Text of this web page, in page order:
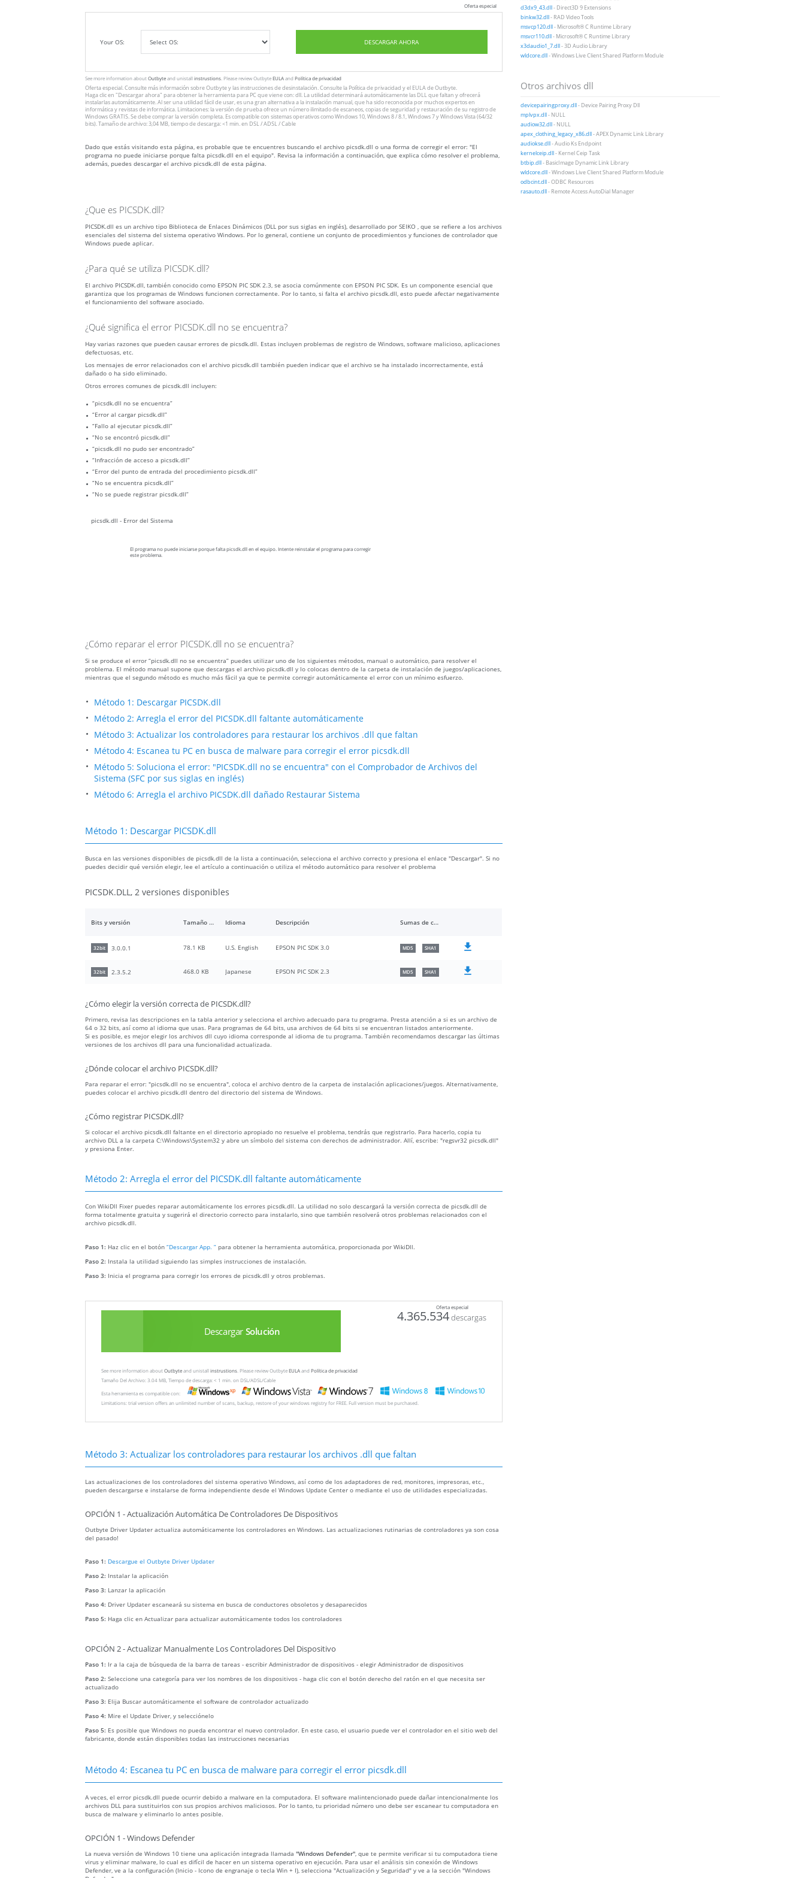
Oferta especial
Your OS: DESCARGAR AHORA
See more information about Outbyteand unistallinstrustions . Please review OutbyteEULAandPolítica de privacidad
Oferta especial. Consulte más información sobreOutbytey las instruccionesde desinstalación. Consultela Política de privacidad y el EULAde Outbyte.
Haga clic en "Descargar ahora" para obtener la herramienta para PC que viene con: dll. La utilidad determinará automáticamente las DLL que faltan y ofrecerá
instalarlas automáticamente. Al ser una utilidad fácil de usar, es una gran alternativa a la instalación manual, que ha sido reconocida por muchos expertos en
informática y revistas de informática. Limitaciones: la versión de prueba ofrece un número ilimitado de escaneos, copias de seguridad y restauración de su registro de
Windows GRATIS. Se debe comprar la versión completa. Es compatible con sistemas operativos como Windows 10, Windows 8 / 8.1, Windows 7 y Windows Vista (64/32
bits). Tamaño de archivo: 3,04 MB, tiempo de descarga: <1 min. en DSL / ADSL / Cable
Dado que estás visitando esta página, es probable que te encuentres buscando el archivo picsdk.dll o una forma de corregir el error: "El
programa no puede iniciarse porque falta picsdk.dll en el equipo". Revisa la información a continuación, que explica cómo resolver el problema,
además, puedes descargar el archivo picsdk.dll de esta página.
¿Que es PICSDK.dll?
PICSDK.dll es un archivo tipo Biblioteca de Enlaces Dinámicos (DLL por sus siglas en inglés), desarrollado por SEIKO , que se refiere a los archivos
esenciales del sistema del sistema operativo Windows. Por lo general, contiene un conjunto de procedimientos y funciones de controlador que
Windows puede aplicar.
¿Para qué se utiliza PICSDK.dll?
El archivo PICSDK.dll, también conocido como EPSON PIC SDK 2.3, se asocia comúnmente con EPSON PIC SDK. Es un componente esencial que
garantiza que los programas de Windows funcionen correctamente. Por lo tanto, si falta el archivo picsdk.dll, esto puede afectar negativamente
el funcionamiento del software asociado.
¿Qué significa el error PICSDK.dll no se encuentra?
Hay varias razones que pueden causar errores de picsdk.dll. Estas incluyen problemas de registro de Windows, software malicioso, aplicaciones
defectuosas, etc.
Los mensajes de error relacionados con el archivo picsdk.dll también pueden indicar que el archivo se ha instalado incorrectamente, está
dañado o ha sido eliminado.
Otros errores comunes de picsdk.dll incluyen:
“picsdk.dll no se encuentra”
“Error al cargar picsdk.dll”
“Fallo al ejecutar picsdk.dll”
“No se encontró picsdk.dll”
“picsdk.dll no pudo ser encontrado”
“Infracción de acceso a picsdk.dll”
“Error del punto de entrada del procedimiento picsdk.dll”
“No se encuentra picsdk.dll”
“No se puede registrar picsdk.dll”
picsdk.dll - Error del Sistema
El programa no puede iniciarse porque falta picsdk.dll en el equipo. Intente reinstalar el programa para corregir
este problema.
¿Cómo reparar el error PICSDK.dll no se encuentra?
Si se produce el error “picsdk.dll no se encuentra” puedes utilizar uno de los siguientes métodos, manual o automático, para resolver el
problema. El método manual supone que descargas el archivo picsdk.dll y lo colocas dentro de la carpeta de instalación de juegos/aplicaciones,
mientras que el segundo método es mucho más fácil ya que te permite corregir automáticamente el error con un mínimo esfuerzo.
Método 1: Descargar PICSDK.dll
Método 2: Arregla el error del PICSDK.dll faltante automáticamente
Método 3: Actualizar los controladores para restaurar los archivos .dll que faltan
Método 4: Escanea tu PC en busca de malware para corregir el error picsdk.dll
Método 5: Soluciona el error: "PICSDK.dll no se encuentra" con el Comprobador de Archivos del
Sistema (SFC por sus siglas en inglés)
Método 6: Arregla el archivo PICSDK.dll dañado Restaurar Sistema
Método 1: Descargar PICSDK.dll
Busca en las versiones disponibles de picsdk.dll de la lista a continuación, selecciona el archivo correcto y presiona el enlace "Descargar". Si no
puedes decidir qué versión elegir, lee el artículo a continuación o utiliza el método automático para resolver el problema
PICSDK.DLL, 2 versiones disponibles
Bits y versión Tamaño del archivo Idioma Descripción Sumas de comprobación
32bit 3.0.0.1 78.1 KB U.S. English EPSON PIC SDK 3.0 MD5 SHA1
32bit 2.3.5.2 468.0 KB Japanese EPSON PIC SDK 2.3 MD5 SHA1
¿Cómo elegir la versión correcta de PICSDK.dll?
Primero, revisa las descripciones en la tabla anterior y selecciona el archivo adecuado para tu programa. Presta atención a si es un archivo de
64 o 32 bits, así como al idioma que usas. Para programas de 64 bits, usa archivos de 64 bits si se encuentran listados anteriormente.
Si es posible, es mejor elegir los archivos dll cuyo idioma corresponde al idioma de tu programa. También recomendamos descargar las últimas
versiones de los archivos dll para una funcionalidad actualizada.
¿Dónde colocar el archivo PICSDK.dll?
Para reparar el error: "picsdk.dll no se encuentra", coloca el archivo dentro de la carpeta de instalación aplicaciones/juegos. Alternativamente,
puedes colocar el archivo picsdk.dll dentro del directorio del sistema de Windows.
¿Cómo registrar PICSDK.dll?
Si colocar el archivo picsdk.dll faltante en el directorio apropiado no resuelve el problema, tendrás que registrarlo. Para hacerlo, copia tu
archivo DLL a la carpeta C:\Windows\System32 y abre un símbolo del sistema con derechos de administrador. Allí, escribe: "regsvr32 picsdk.dll"
y presiona Enter.
Método 2: Arregla el error del PICSDK.dll faltante automáticamente
Con WikiDll Fixer puedes reparar automáticamente los errores picsdk.dll. La utilidad no solo descargará la versión correcta de picsdk.dll de
forma totalmente gratuita y sugerirá el directorio correcto para instalarlo, sino que también resolverá otros problemas relacionados con el
archivo picsdk.dll.
Paso 1: Haz clic en el botón “Descargar App. ” para obtener la herramienta automática, proporcionada por WikiDll.
Paso 2: Instala la utilidad siguiendo las simples instrucciones de instalación.
Paso 3: Inicia el programa para corregir los errores de picsdk.dll y otros problemas.
Oferta especial
Descargar Solución
4.365.534descargas
See more information about Outbyteand unistallinstrustions . Please review OutbyteEULAandPolítica de privacidad
Tamaño Del Archivo: 3.04 MB, Tiempo de descarga: < 1 min. on DSL/ADSL/Cable
Esta herramienta es compatible con:
Limitations: trial version offers an unlimited number of scans, backup, restore of your windows registry for FREE. Full version must be purchased.
Método 3: Actualizar los controladores para restaurar los archivos .dll que faltan
Las actualizaciones de los controladores del sistema operativo Windows, así como de los adaptadores de red, monitores, impresoras, etc.,
pueden descargarse e instalarse de forma independiente desde el Windows Update Center o mediante el uso de utilidades especializadas.
OPCIÓN 1 - Actualización Automática De Controladores De Dispositivos
Outbyte Driver Updater actualiza automáticamente los controladores en Windows. Las actualizaciones rutinarias de controladores ya son cosa
del pasado!
Paso 1: Descargue el Outbyte Driver Updater
Paso 2: Instalar la aplicación
Paso 3: Lanzar la aplicación
Paso 4: Driver Updater escaneará su sistema en busca de conductores obsoletos y desaparecidos
Paso 5: Haga clic en Actualizar para actualizar automáticamente todos los controladores
OPCIÓN 2 - Actualizar Manualmente Los Controladores Del Dispositivo
Paso 1: Ir a la caja de búsqueda de la barra de tareas - escribir Administrador de dispositivos - elegir Administrador de dispositivos
Paso 2: Seleccione una categoría para ver los nombres de los dispositivos - haga clic con el botón derecho del ratón en el que necesita ser
actualizado
Paso 3: Elija Buscar automáticamente el software de controlador actualizado
Paso 4: Mire el Update Driver, y selecciónelo
Paso 5: Es posible que Windows no pueda encontrar el nuevo controlador. En este caso, el usuario puede ver el controlador en el sitio web del
fabricante, donde están disponibles todas las instrucciones necesarias
Método 4: Escanea tu PC en busca de malware para corregir el error picsdk.dll
A veces, el error picsdk.dll puede ocurrir debido a malware en la computadora. El software malintencionado puede dañar intencionalmente los
archivos DLL para sustituirlos con sus propios archivos maliciosos. Por lo tanto, tu prioridad número uno debe ser escanear tu computadora en
busca de malware y eliminarlo lo antes posible.
OPCIÓN 1 - Windows Defender
La nueva versión de Windows 10 tiene una aplicación integrada llamada "Windows Defender", que te permite verificar si tu computadora tiene
virus y eliminar malware, lo cual es difícil de hacer en un sistema operativo en ejecución. Para usar el análisis sin conexión de Windows
Defender, ve a la configuración (Inicio - Icono de engranaje o tecla Win + I), selecciona "Actualización y Seguridad" y ve a la sección "Windows
d3dx9_43.dll- Direct3D 9 Extensions
binkw32.dll- RAD Video Tools
msvcp120.dll- Microsoft® C Runtime Library
msvcr110.dll- Microsoft® C Runtime Library
x3daudio1_7.dll- 3D Audio Library
wldcore.dll- Windows Live Client Shared Platform Module
Otros archivos dll
devicepairingproxy.dll- Device Pairing Proxy Dll
mplvpx.dll- NULL
audiow32.dll- NULL
apex_clothing_legacy_x86.dll- APEX Dynamic Link Library
audiokse.dll- Audio Ks Endpoint
kernelceip.dll- Kernel Ceip Task
btbip.dll- BasicImage Dynamic Link Library
wldcore.dll- Windows Live Client Shared Platform Module
odbcint.dll- ODBC Resources
rasauto.dll- Remote Access AutoDial Manager